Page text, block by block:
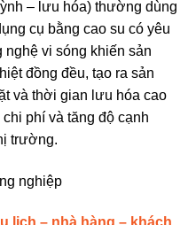
– lưu hóa) thường dùng
cụ bằng cao su có yêu
nghệ vi sóng khiến sản
đồng đều, tạo ra sản
và thời gian lưu hóa cao
phí và tăng độ cạnh
trường.
lịch – nhà hàng – khách